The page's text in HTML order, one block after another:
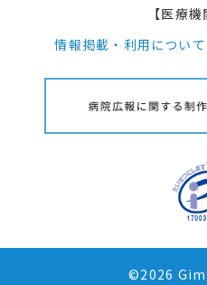
【医療機
情報掲載・利用につい
©2026